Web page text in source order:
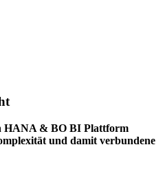
HANA & BO BI Plattform
und damit verbundene